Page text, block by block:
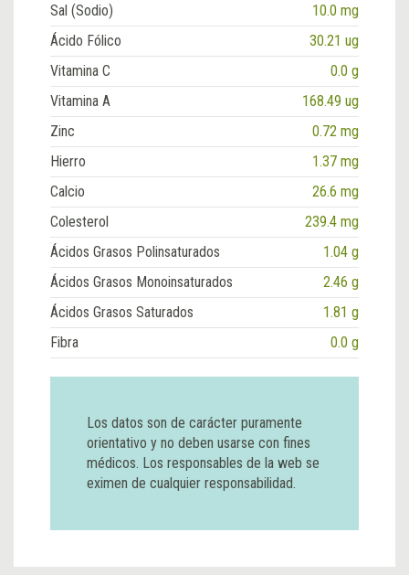
Sal (Sodio)
10.0 mg
Ácido Fólico
30.21 ug
Vitamina C
0.0 g
Vitamina A
168.49 ug
Zinc
0.72 mg
Hierro
1.37 mg
Calcio
26.6 mg
Colesterol
239.4 mg
Ácidos Grasos Polinsaturados
1.04 g
Ácidos Grasos Monoinsaturados
2.46 g
Ácidos Grasos Saturados
1.81 g
Fibra
0.0 g
Los datos son de carácter puramente
orientativo y no deben usarse con fines
médicos. Los responsables de la web se
eximen de cualquier responsabilidad.